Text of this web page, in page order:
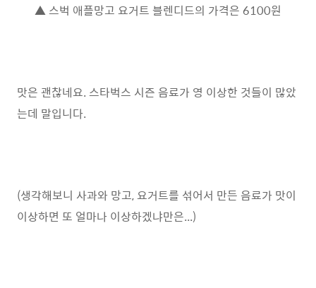
▲ 스벅 애플망고 요거트 블렌디드의 가격은 6100원
맛은 괜찮네요. 스타벅스 시즌 음료가 영 이상한 것들이 많았
는데 말입니다.
(생각해보니 사과와 망고, 요거트를 섞어서 만든 음료가 맛이
이상하면 또 얼마나 이상하겠냐만은...)